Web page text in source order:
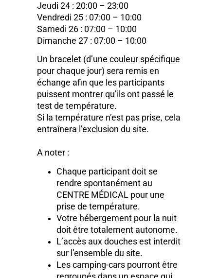
Jeudi 24 : 20:00 – 23:00
Vendredi 25 : 07:00 – 10:00
Samedi 26 : 07:00 – 10:00
Dimanche 27 : 07:00 – 10:00
Un bracelet (d’une couleur spécifique
pour chaque jour) sera remis en
échange afin que les participants
puissent montrer qu’ils ont passé le
test de température.
Si la température n’est pas prise, cela
entraînera l’exclusion du site.
A noter :
Chaque participant doit se
rendre spontanément au
CENTRE MÉDICAL pour une
prise de température.
Votre hébergement pour la nuit
doit être totalement autonome.
L’accès aux douches est interdit
sur l’ensemble du site.
Les camping-cars pourront être